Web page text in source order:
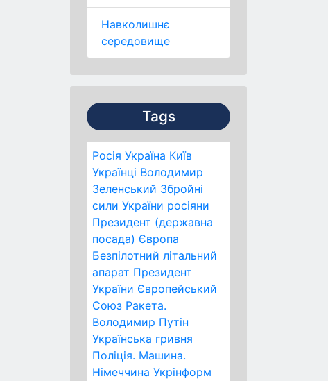
Навколишнє
середовище
Tags
Росія Україна Київ
Українці Володимир
Зеленський Збройні
сили України росіяни
Президент (державна
посада) Європа
Безпілотний літальний
апарат Президент
України Європейський
Союз Ракета.
Володимир Путін
Українська гривня
Поліція. Машина.
Німеччина Укрінформ